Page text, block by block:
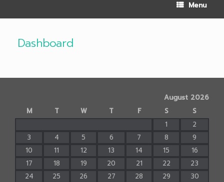
Menu
Dashboard
August 2026
M
T W T F S
S
1
2
3
4 5 6 7 8
9
10
11 12 13 14 15
16
17
18 19 20 21 22
23
24
25 26 27 28 29
30